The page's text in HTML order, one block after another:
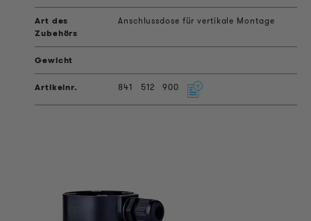
Anschlussdose für vertikale Montage
841 512 900